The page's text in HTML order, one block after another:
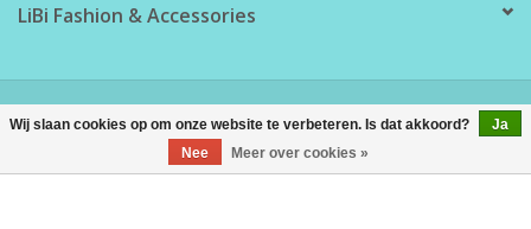
LiBi Fashion & Accessories
Lightspeed
Wij slaan cookies op om onze website te verbeteren. Is dat akkoord?
Ja
Nee
Meer over cookies »